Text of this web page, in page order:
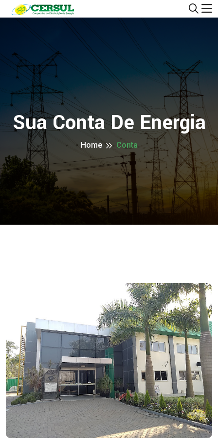
Sua Conta De Energia
Home Conta